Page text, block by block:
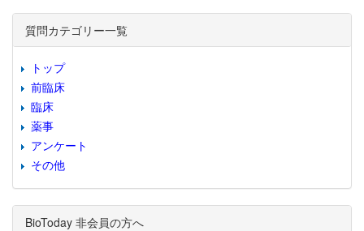
質問カテゴリー一覧
トップ
前臨床
臨床
薬事
アンケート
その他
BioToday 非会員の方へ